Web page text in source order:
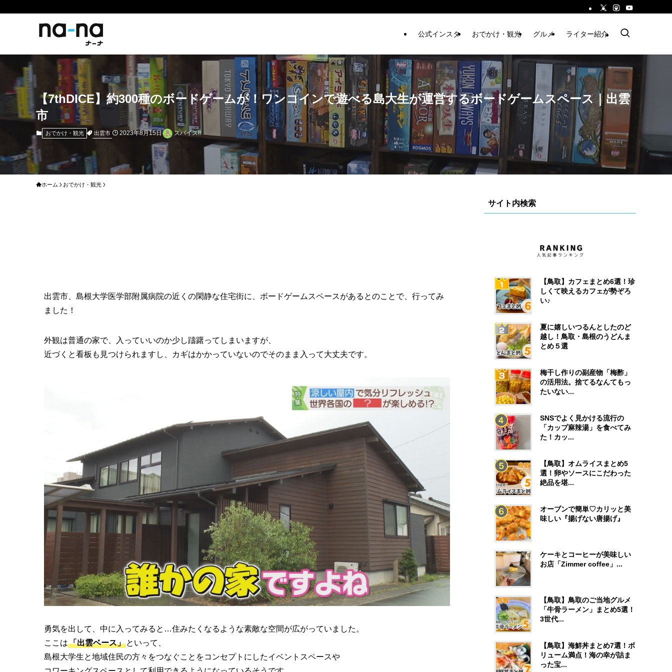
公式インスタ おでかけ・観光 グルメ ライター紹介
【7thDICE】約300種のボードゲームが！ワンコインで遊べる島大生が運営するボードゲームスペース｜出雲
市
おでかけ・観光 出雲市 2023年8月15日 スパイス!!
ホーム おでかけ・観光
出雲市、島根大学医学部附属病院の近くの閑静な住宅街に、ボードゲームスペースがあるとのことで、行ってみ
ました！
外観は普通の家で、入っていいのか少し躊躇ってしまいますが、
近づくと看板も見つけられますし、カギはかかっていないのでそのまま入って大丈夫です。
勇気を出して、中に入ってみると…住みたくなるような素敵な空間が広がっていました。
ここは「出雲ベース」 といって、
島根大学生と地域住民の方々をつなぐことをコンセプトにしたイベントスペースや
サイト内検索
【鳥取】カフェまとめ6選！珍
しくて映えるカフェが勢ぞろ
い♪
夏に嬉しいつるんとしたのど
越し！鳥取・島根のうどんま
とめ５選
梅干し作りの副産物「梅酢」
の活用法。捨てるなんてもっ
たいない...
SNSでよく見かける流行の
「カップ麻辣湯」を食べてみ
た！カッ...
【鳥取】オムライスまとめ5
選！卵やソースにこだわった
絶品を堪...
オーブンで簡単♡カリッと美
味しい『揚げない唐揚げ』
ケーキとコーヒーが美味しい
お店「Zimmer coffee」...
【鳥取】鳥取のご当地グルメ
「牛骨ラーメン」まとめ5選！
3世代...
【鳥取】海鮮丼まとめ7選！ボ
リューム満点！海の幸が詰ま
った宝...